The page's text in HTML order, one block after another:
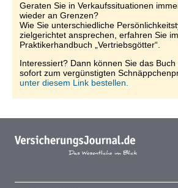
Geraten Sie in Verkaufssituationen
wieder an Grenzen?
Wie Sie unterschiedliche
zielgerichtet ansprechen, erfahren Sie im
Praktikerhandbuch „Vertriebsgötter“.
Interessiert? Dann können Sie das Buch
sofort zum vergünstigten
unter diesem Link bestellen.